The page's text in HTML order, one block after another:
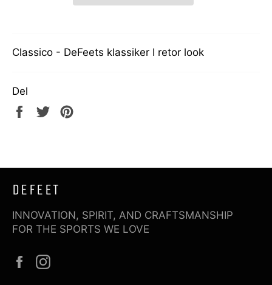
Classico - DeFeets klassiker I retor look
Del
Del
Tweet
DEFEET
INNOVATION, SPIRIT, AND CRAFTSMANSHIP
FOR THE SPORTS WE LOVE
Facebook